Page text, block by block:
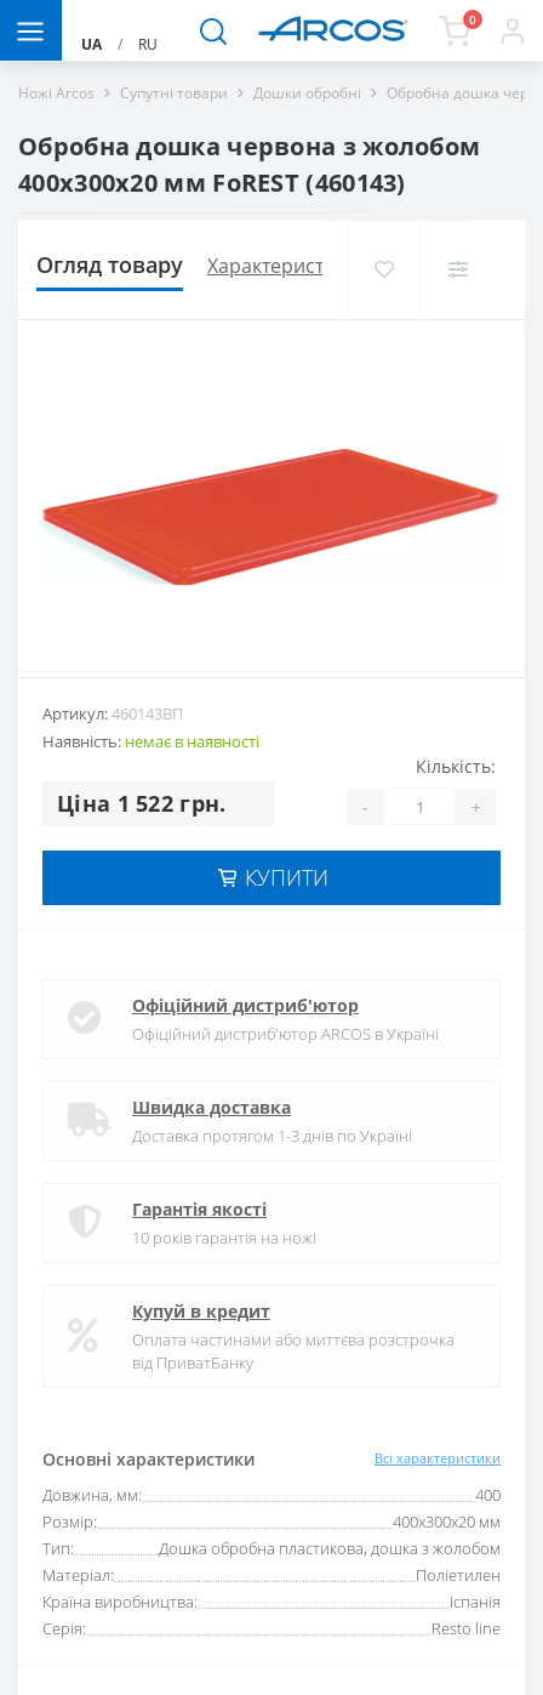
UA / RU
0
Ножі Arcos Супутні товари Дошки обробні Обробна дошка
Обробна дошка червона з жолобом
400х300х20 мм FoREST (460143)
Огляд товару Характеристики Доставка і
Артикул:460143ВП
Наявність: немає в наявностi
Цiна 1 522 грн.
Кількість:
- +
КУПИТИ
Основні характеристики Всі характеристики
Довжина, мм:
400
Розмір:
400х300х20 мм
Тип:
Дошка обробна пластикова, дошка з жолобом
Матеріал:
Поліетилен
Країна виробництва:
Іспанія
Серія:
Resto line
Офіційний дистриб'ютор
Офіційний дистриб'ютор ARCOS в Україні
Швидка доставка
Доставка протягом 1-3 днів по Україні
Гарантія якості
10 років гарантія на ножі
Купуй в кредит
Оплата частинами або миттєва розстрочка
від ПриватБанку